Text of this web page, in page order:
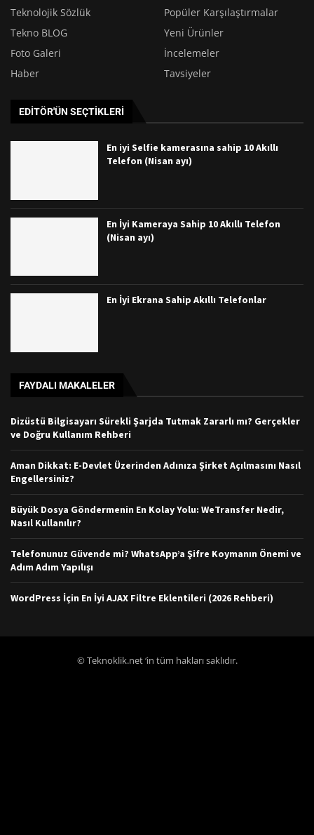
Teknolojik Sözlük
Popüler Karşılaştırmalar
Tekno BLOG
Yeni Ürünler
Foto Galeri
İncelemeler
Haber
Tavsiyeler
EDITÖR'ÜN SEÇTIKLERI
En iyi Selfie kamerasına sahip 10 Akıllı
Telefon (Nisan ayı)
En İyi Kameraya Sahip 10 Akıllı Telefon
(Nisan ayı)
En İyi Ekrana Sahip Akıllı Telefonlar
FAYDALI MAKALELER
Dizüstü Bilgisayarı Sürekli Şarjda Tutmak Zararlı mı? Gerçekler
ve Doğru Kullanım Rehberi
Aman Dikkat: E-Devlet Üzerinden Adınıza Şirket Açılmasını Nasıl
Engellersiniz?
Büyük Dosya Göndermenin En Kolay Yolu: WeTransfer Nedir,
Nasıl Kullanılır?
Telefonunuz Güvende mi? WhatsApp’a Şifre Koymanın Önemi ve
Adım Adım Yapılışı
WordPress İçin En İyi AJAX Filtre Eklentileri (2026 Rehberi)
© Teknoklik.net ‘in tüm hakları saklıdır.